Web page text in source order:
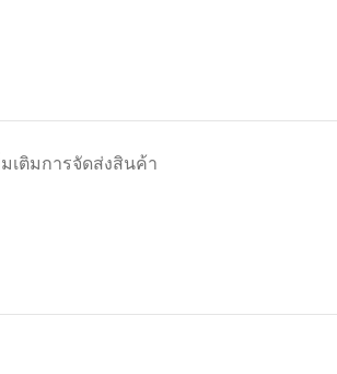
เติมการจัดส่งสินค้า